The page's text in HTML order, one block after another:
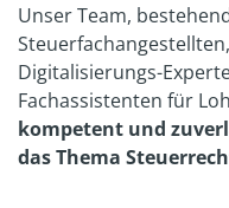
Unser Team,
Digitalisierungs-
Fachassistenten für
kompetent und
das Thema